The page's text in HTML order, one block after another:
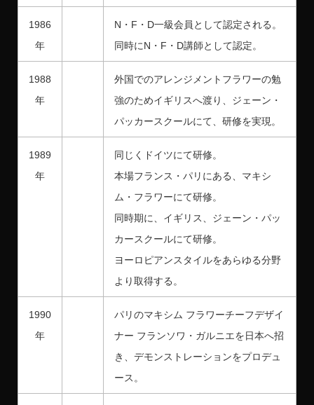
1986
年
N・F・D一級会員として認定される。
同時にN・F・D講師として認定。
1988
年
外国でのアレンジメントフラワーの勉
強のためイギリスへ渡り、ジェーン・
パッカースクールにて、研修を実現。
1989
年
同じくドイツにて研修。
本場フランス・パリにある、マキシ
ム・フラワーにて研修。
同時期に、イギリス、ジェーン・パッ
カースクールにて研修。
ヨーロピアンスタイルをあらゆる分野
より取得する。
1990
年
パリのマキシム フラワーチーフデザイ
ナー フランソワ・ガルニエを日本へ招
き、デモンストレーションをプロデュ
ース。